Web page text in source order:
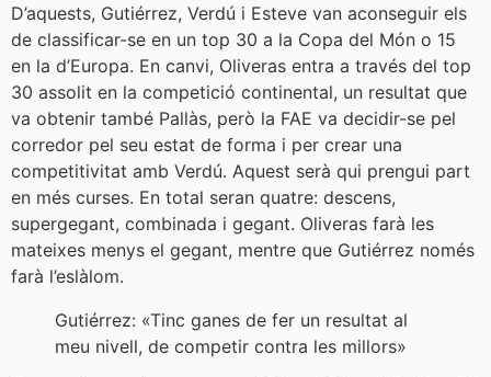
D’aquests, Gutiérrez, Verdú i Esteve van aconseguir els
de classificar-se en un top 30 a la Copa del Món o 15
en la d’Europa. En canvi, Oliveras entra a través del top
30 assolit en la competició continental, un resultat que
va obtenir també Pallàs, però la FAE va decidir-se pel
corredor pel seu estat de forma i per crear una
competitivitat amb Verdú. Aquest serà qui prengui part
en més curses. En total seran quatre: descens,
supergegant, combinada i gegant. Oliveras farà les
mateixes menys el gegant, mentre que Gutiérrez només
farà l’eslàlom.
Gutiérrez: «Tinc ganes de fer un resultat al
meu nivell, de competir contra les millors»